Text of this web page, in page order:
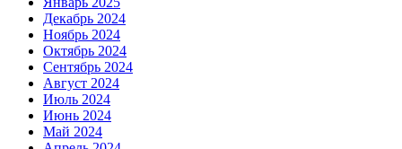
Декабрь 2024
Ноябрь 2024
Октябрь 2024
Сентябрь 2024
Август 2024
Июль 2024
Июнь 2024
Май 2024